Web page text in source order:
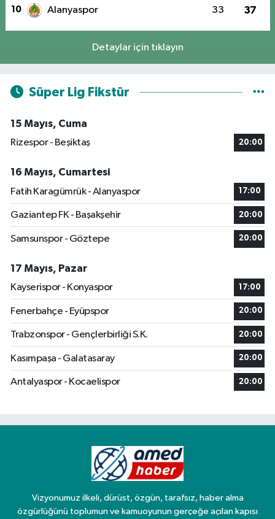
10 Alanyaspor 33 37
Detaylar için tıklayın
Süper Lig Fikstür
15 Mayıs, Cuma
Rizespor - Beşiktaş
20:00
16 Mayıs, Cumartesi
Fatih Karagümrük - Alanyaspor
17:00
Gaziantep FK - Başakşehir 20:00
Samsunspor - Göztepe 20:00
17 Mayıs, Pazar
Kayserispor - Konyaspor
17:00
Fenerbahçe - Eyüpspor 20:00
Trabzonspor - Gençlerbirliği S.K. 20:00
Kasımpaşa - Galatasaray 20:00
Antalyaspor - Kocaelispor 20:00
Vizyonumuz ilkeli, dürüst, özgün, tarafsız, haber alma
özgürlüğünü toplumun ve kamuoyunun gerçeğe açılan kapısı